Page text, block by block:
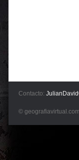
Contacto:
©